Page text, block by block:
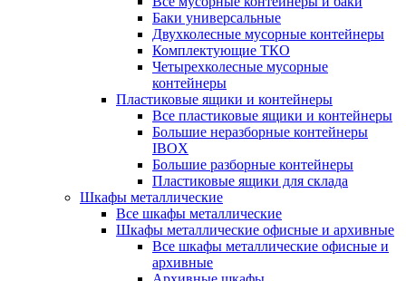
Баки универсальные
Двухколесные мусорные контейнеры
Комплектующие ТКО
Четырехколесные мусорные
контейнеры
Пластиковые ящики и контейнеры
Все пластиковые ящики и контейнеры
Большие неразборные контейнеры
IBOX
Большие разборные контейнеры
Пластиковые ящики для склада
Шкафы металлические
Все шкафы металлические
Шкафы металлические офисные и архивные
Все шкафы металлические офисные и
архивные